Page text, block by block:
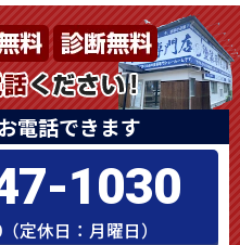
電話できます
1030
定休日：月曜日）